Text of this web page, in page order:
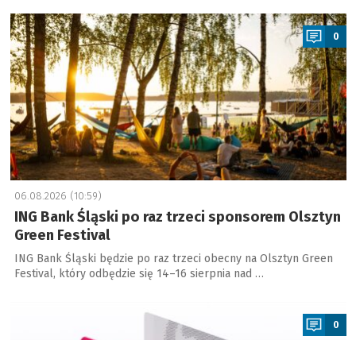
a
0
06.08.2026 (10:59)
ING Bank Śląski po raz trzeci sponsorem Olsztyn
Green Festival
ING Bank Śląski będzie po raz trzeci obecny na Olsztyn Green
Festival, który odbędzie się 14–16 sierpnia nad …
0